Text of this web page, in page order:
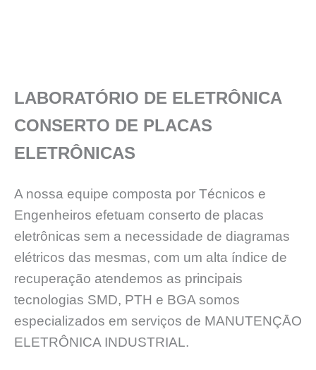
LABORATÓRIO DE ELETRÔNICA
CONSERTO DE PLACAS
ELETRÔNICAS
A nossa equipe composta por Técnicos e
Engenheiros efetuam conserto de placas
eletrônicas sem a necessidade de diagramas
elétricos das mesmas, com um alta índice de
recuperação atendemos as principais
tecnologias SMD, PTH e BGA somos
especializados em serviços de MANUTENÇĀO
ELETRÔNICA INDUSTRIAL.